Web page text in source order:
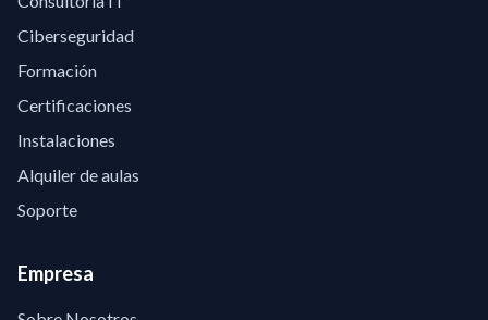
Ciberseguridad
Formación
Certificaciones
Instalaciones
Alquiler de aulas
Soporte
Empresa